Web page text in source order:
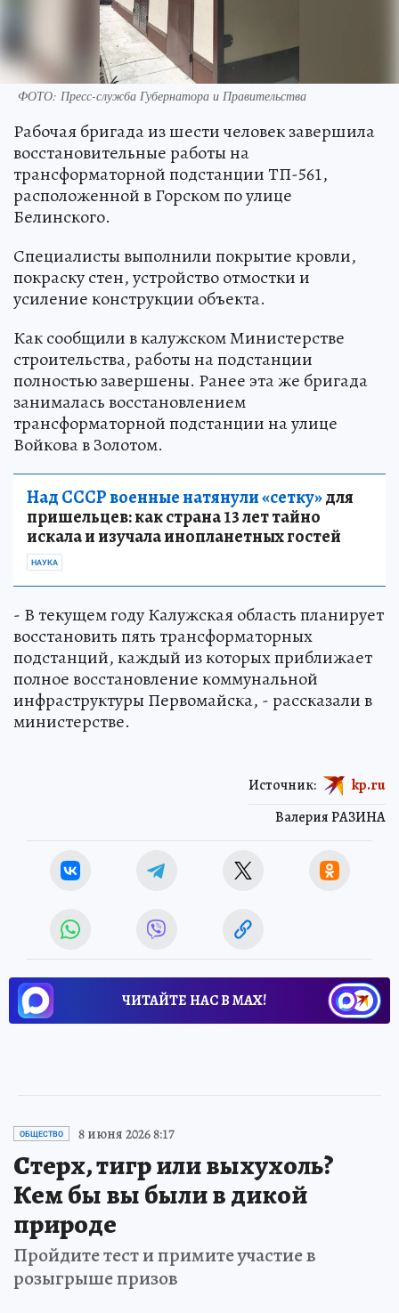
ФОТО: Пресс-служба Губернатора и Правительства
Рабочая бригада из шести человек завершила
восстановительные работы на
трансформаторной подстанции ТП-561,
расположенной в Горском по улице
Белинского.
Специалисты выполнили покрытие кровли,
покраску стен, устройство отмостки и
усиление конструкции объекта.
Как сообщили в калужском Министерстве
строительства, работы на подстанции
полностью завершены. Ранее эта же бригада
занималась восстановлением
трансформаторной подстанции на улице
Войкова в Золотом.
Над СССР военные натянули «сетку»для
пришельцев: как страна 13 лет тайно
искала и изучала инопланетных гостей
НАУКА
- В текущем году Калужская область планирует
восстановить пять трансформаторных
подстанций, каждый из которых приближает
полное восстановление коммунальной
инфраструктуры Первомайска, - рассказали в
министерстве.
Валерия РАЗИНА
Источник: kp.ru
ЧИТАЙТЕ НАС В МАХ!
ОБЩЕСТВО 8 июня 2026 8:17
Стерх, тигр или выхухоль?
Кем бы вы были в дикой
природе
Пройдите тест и примите участие в
розыгрыше призов